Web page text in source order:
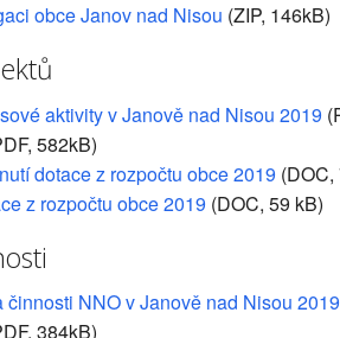
obce Janov nad Nisou (ZIP, 146kB)
aktivity v Janově nad Nisou 2019
582kB)
dotace z rozpočtu obce 2019 (DOC,
z rozpočtu obce 2019 (DOC, 59 kB)
činnosti NNO v Janově nad Nisou 2019
384kB)